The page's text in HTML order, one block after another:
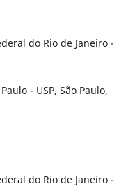
do Rio de Janeiro -
- USP, São Paulo,
do Rio de Janeiro -